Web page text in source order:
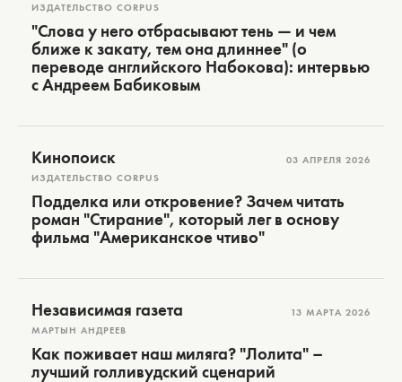
ИЗДАТЕЛЬСТВО CORPUS
"Слова у него отбрасывают тень — и чем
ближе к закату, тем она длиннее" (о
переводе английского Набокова): интервью
с Андреем Бабиковым
Кинопоиск
ИЗДАТЕЛЬСТВО CORPUS
03 АПРЕЛЯ 2026
Подделка или откровение? Зачем читать
роман "Стирание", который лег в основу
фильма "Американское чтиво"
Независимая газета
МАРТЫН АНДРЕЕВ
13 МАРТА 2026
Как поживает наш миляга? "Лолита" –
лучший голливудский сценарий